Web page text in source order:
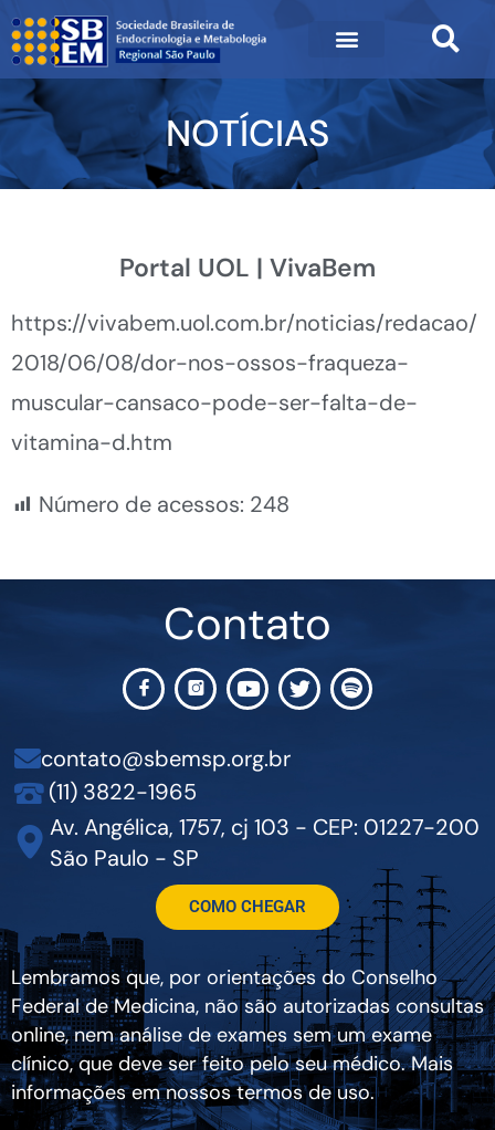
NOTÍCIAS
Portal UOL | VivaBem
https://vivabem.uol.com.br/noticias/redacao/
2018/06/08/dor-nos-ossos-fraqueza-
muscular-cansaco-pode-ser-falta-de-
vitamina-d.htm
Número de acessos: 248
Contato
contato@sbemsp.org.br
(11) 3822-1965
Av. Angélica, 1757, cj 103 - CEP: 01227-200
São Paulo - SP
COMO CHEGAR
Lembramos que, por orientações do Conselho
Federal de Medicina, não são autorizadas consultas
online, nem análise de exames sem um exame
clínico, que deve ser feito pelo seu médico. Mais
informações em nossos termos de uso.